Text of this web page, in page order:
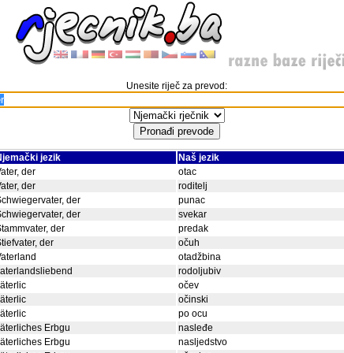
Unesite riječ za prevod:
jezik
Naš jezik
der
otac
der
roditelj
der
punac
der
svekar
der
predak
der
očuh
otadžbina
rodoljubiv
očev
očinski
po ocu
Erbgu
nasleđe
Erbgu
nasljedstvo